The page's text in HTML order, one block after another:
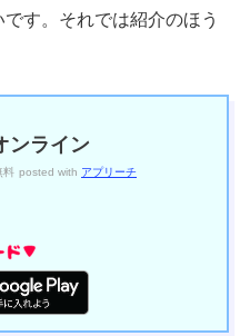
す。それでは紹介のほう
ンライン
料 posted with アプリーチ